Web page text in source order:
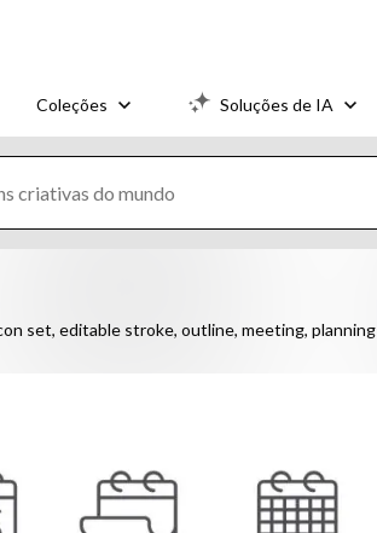
Coleções Soluções de IA
set, editable stroke, outline, meeting, planning